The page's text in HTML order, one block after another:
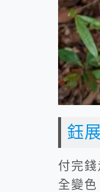
鈺
付完
全變色